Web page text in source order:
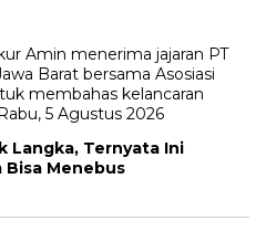
Langka, Ternyata Ini
Bisa Menebus